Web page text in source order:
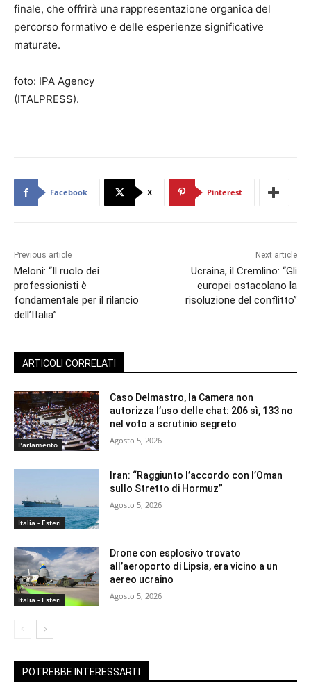
finale, che offrirà una rappresentazione organica del
percorso formativo e delle esperienze significative
maturate.
foto: IPA Agency
(ITALPRESS).
Facebook X Pinterest
Previous article
Meloni: “Il ruolo dei
professionisti è
fondamentale per il rilancio
dell’Italia”
Next article
Ucraina, il Cremlino: “Gli
europei ostacolano la
risoluzione del conflitto”
ARTICOLI CORRELATI
Parlamento
Caso Delmastro, la Camera non
autorizza l’uso delle chat: 206 sì, 133 no
nel voto a scrutinio segreto
Agosto 5, 2026
Italia - Esteri
Iran: “Raggiunto l’accordo con l’Oman
sullo Stretto di Hormuz”
Agosto 5, 2026
Italia - Esteri
Drone con esplosivo trovato
all’aeroporto di Lipsia, era vicino a un
aereo ucraino
Agosto 5, 2026
POTREBBE INTERESSARTI